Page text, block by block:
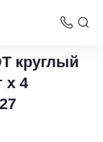
круглый
х 4